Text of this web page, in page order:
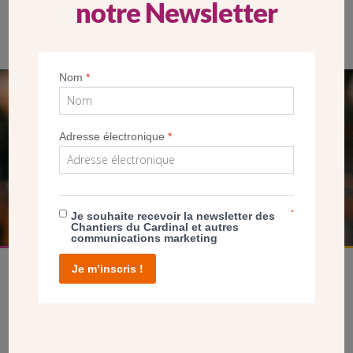
SEUL VOTRE DON
NOUS PERMET D’AGIR
FAIRE UN DON
notre Newsletter
Nom*
Adresse électronique*
Je souhaite recevoir la newsletter des
Chantiers du Cardinal et autres
communications marketing
*
Je m’inscris !